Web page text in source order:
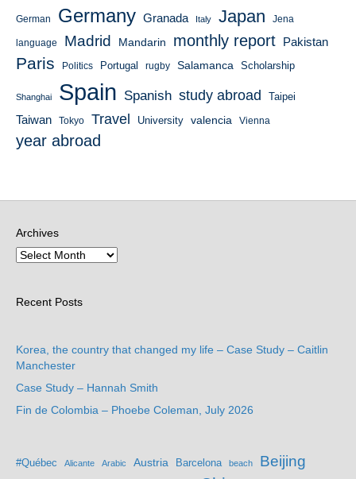
German Germany Granada Italy Japan Jena
language Madrid Mandarin monthly report Pakistan
Paris Politics Portugal rugby Salamanca Scholarship
Shanghai Spain Spanish study abroad Taipei
Taiwan Tokyo Travel University valencia Vienna
year abroad
Archives
Recent Posts
Korea, the country that changed my life – Case Study – Caitlin
Manchester
Case Study – Hannah Smith
Fin de Colombia – Phoebe Coleman, July 2026
#Québec Alicante Arabic Austria Barcelona beach Beijing